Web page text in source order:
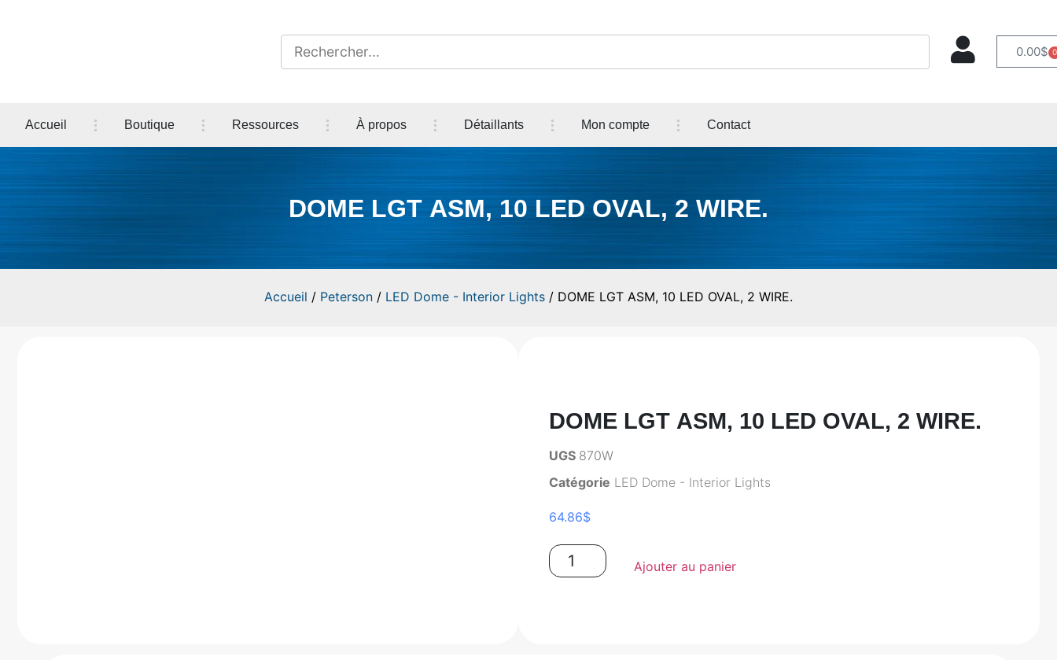
0.00$ 0
Accueil Boutique Ressources À propos Détaillants Mon compte Contact
DOME LGT ASM, 10 LED OVAL, 2 WIRE.
Accueil / Peterson / LED Dome - Interior Lights / DOME LGT ASM, 10 LED OVAL, 2 WIRE.
DOME LGT ASM, 10 LED OVAL, 2 WIRE.
UGS 870W
Catégorie LED Dome - Interior Lights
64.86$
Ajouter au panier